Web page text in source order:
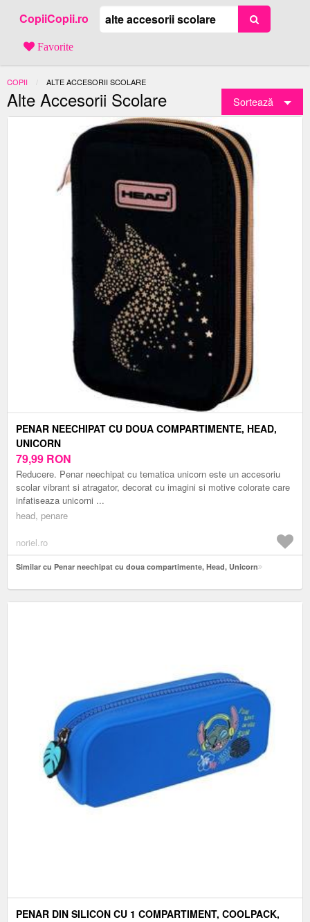
CopiiCopii.ro
Favorite
COPII ACTUAL:
ALTE ACCESORII SCOLARE
Alte Accesorii Scolare Sortează
PENAR NEECHIPAT CU DOUA COMPARTIMENTE, HEAD,
UNICORN
79,99 RON
Reducere. Penar neechipat cu tematica unicorn este un accesoriu
scolar vibrant si atragator, decorat cu imagini si motive colorate care
infatiseaza unicorni ...
head, penare
noriel.ro
Similar cu Penar neechipat cu doua compartimente, Head, Unicorn
PENAR DIN SILICON CU 1 COMPARTIMENT, COOLPACK,